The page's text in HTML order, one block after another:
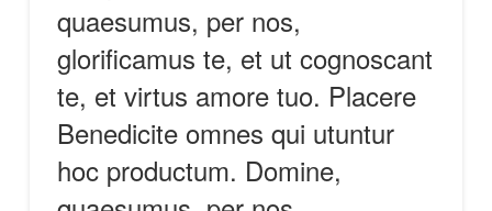
quaesumus, per nos,
glorificamus te, et ut cognoscant
te, et virtus amore tuo. Placere
Benedicite omnes qui utuntur
hoc productum. Domine,